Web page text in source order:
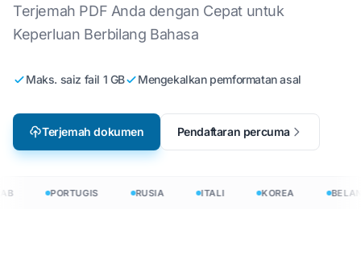
Terjemah PDF Anda dengan Cepat untuk
Keperluan Berbilang Bahasa
Maks. saiz fail 1 GB Mengekalkan pemformatan asal
Terjemah dokumen Pendaftaran percuma
PORTUGIS RUSIA ITALI KOREA